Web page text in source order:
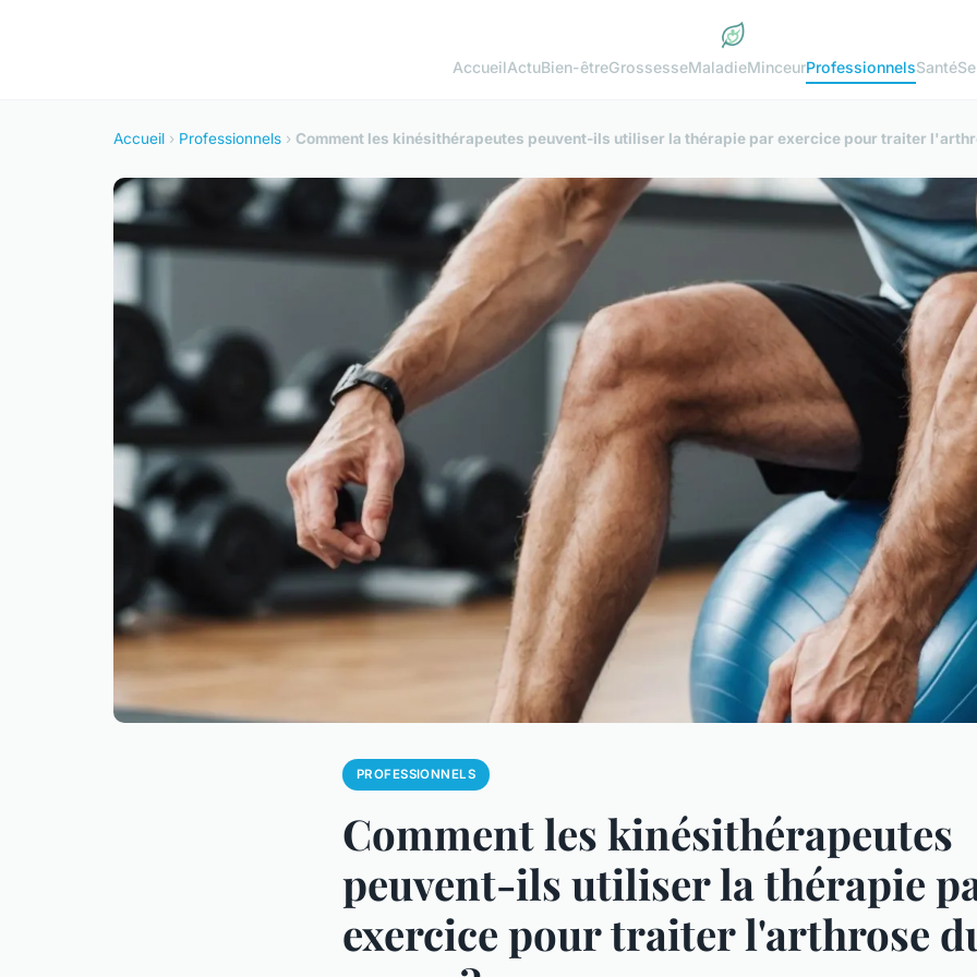
AccueilActuBien-êtreGrossesseMaladieMinceurProfessionnelsSanté
Accueil › Professionnels › Comment les kinésithérapeutes peuvent-ils utiliser la thérapie par exercice pour traiter
PROFESSIONNELS
Comment les kinésithérapeutes
peuvent-ils utiliser la thérapie
exercice pour traiter l'arthrose